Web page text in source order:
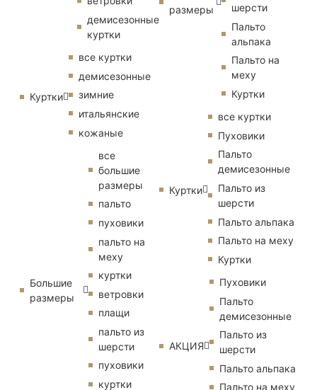
демисезонные
куртки
Куртки
все куртки
демисезонные
зимние
итальянские
кожаные
Большие
размеры
все
большие
размеры
пальто
пуховики
пальто на
меху
куртки
ветровки
плащи
пальто из
шерсти
пуховики
куртки
размеры
шерсти
Пальто
альпака
Пальто на
меху
Куртки
Куртки
все куртки
Пуховики
Пальто
демисезонные
Пальто из
шерсти
Пальто альпака
Пальто на меху
Куртки
АКЦИЯ
Пуховики
Пальто
демисезонные
Пальто из
шерсти
Пальто альпака
Пальто на меху